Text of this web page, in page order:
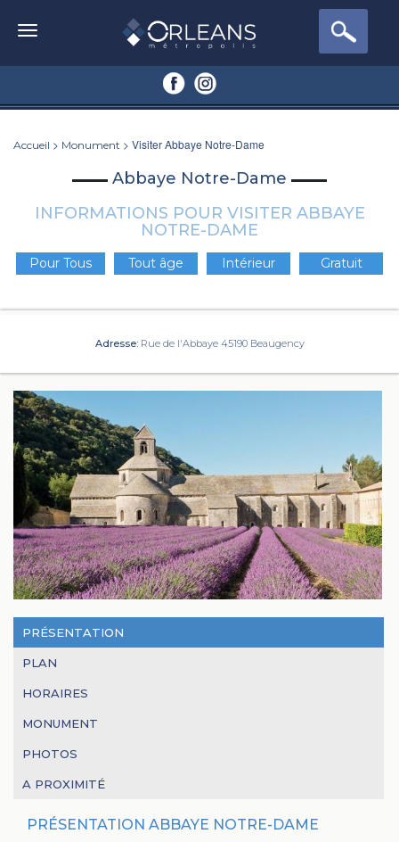
Accueil > Monument > Visiter Abbaye Notre-Dame
Abbaye Notre-Dame
INFORMATIONS POUR VISITER ABBAYE
NOTRE-DAME
Pour Tous Tout âge Intérieur Gratuit
Adresse: Rue de l'Abbaye 45190 Beaugency
PRÉSENTATION
PLAN
HORAIRES
MONUMENT
PHOTOS
A PROXIMITÉ
PRÉSENTATION ABBAYE NOTRE-DAME